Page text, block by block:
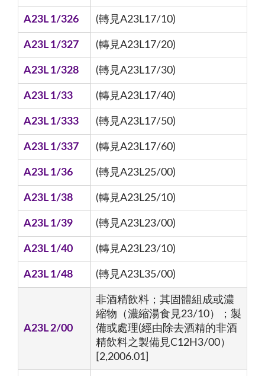
A23L 1/326 (轉見A23L17/10)
A23L 1/327 (轉見A23L17/20)
A23L 1/328 (轉見A23L17/30)
A23L 1/33 (轉見A23L17/40)
A23L 1/333 (轉見A23L17/50)
A23L 1/337 (轉見A23L17/60)
A23L 1/36 (轉見A23L25/00)
A23L 1/38 (轉見A23L25/10)
A23L 1/39 (轉見A23L23/00)
A23L 1/40 (轉見A23L23/10)
A23L 1/48 (轉見A23L35/00)
A23L 2/00
非酒精飲料；其固體組成或濃
縮物（濃縮湯食見23/10）；製
備或處理(經由除去酒精的非酒
精飲料之製備見C12H3/00）
[2,2006.01]